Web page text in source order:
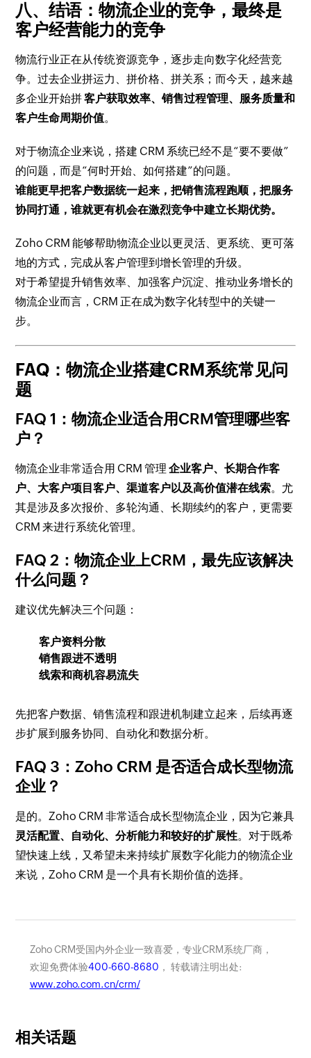
八、结语：物流企业的竞争，最终是
客户经营能力的竞争
物流行业正在从传统资源竞争，逐步走向数字化经营竞
争。过去企业拼运力、拼价格、拼关系；而今天，越来越
多企业开始拼客户获取效率、销售过程管理、服务质量和
客户生命周期价值。
对于物流企业来说，搭建 CRM 系统已经不是“要不要做”
的问题，而是“何时开始、如何搭建”的问题。
谁能更早把客户数据统一起来，把销售流程跑顺，把服务
协同打通，谁就更有机会在激烈竞争中建立长期优势。
Zoho CRM 能够帮助物流企业以更灵活、更系统、更可落
地的方式，完成从客户管理到增长管理的升级。
对于希望提升销售效率、加强客户沉淀、推动业务增长的
物流企业而言，CRM 正在成为数字化转型中的关键一
步。
FAQ：物流企业搭建CRM系统常见问
题
FAQ 1：物流企业适合用CRM管理哪些客
户？
物流企业非常适合用 CRM 管理企业客户、长期合作客
户、大客户项目客户、渠道客户以及高价值潜在线索。尤
其是涉及多次报价、多轮沟通、长期续约的客户，更需要
CRM 来进行系统化管理。
FAQ 2：物流企业上CRM，最先应该解决
什么问题？
建议优先解决三个问题：
客户资料分散
销售跟进不透明
线索和商机容易流失
先把客户数据、销售流程和跟进机制建立起来，后续再逐
步扩展到服务协同、自动化和数据分析。
FAQ 3：Zoho CRM 是否适合成长型物流
企业？
是的。Zoho CRM 非常适合成长型物流企业，因为它兼具
灵活配置、自动化、分析能力和较好的扩展性。对于既希
望快速上线，又希望未来持续扩展数字化能力的物流企业
来说，Zoho CRM 是一个具有长期价值的选择。
Zoho CRM受国内外企业一致喜爱，专业CRM系统厂商，
欢迎免费体验400-660-8680 ， 转载请注明出处:
www.zoho.com.cn/crm/
相关话题